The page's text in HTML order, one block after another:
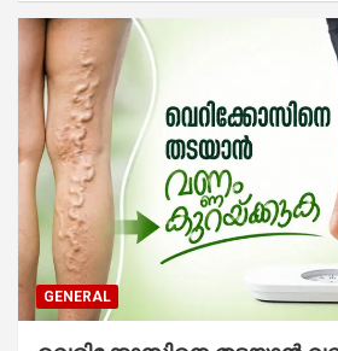
GENERAL